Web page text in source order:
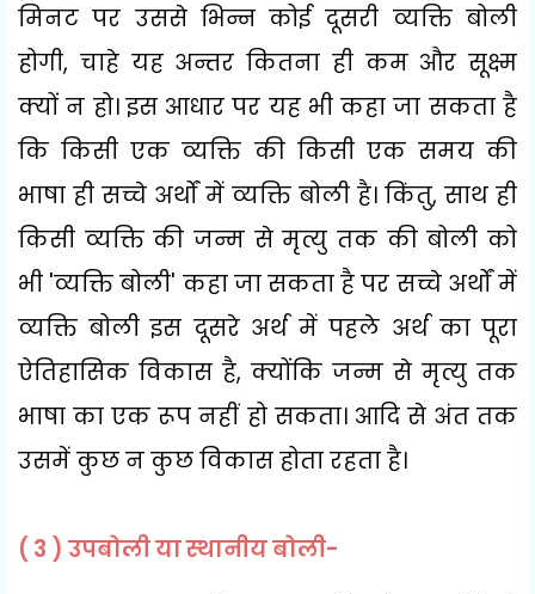
मिनट पर उससे भिन्न कोई दूसरी व्यक्ति बोली
होगी, चाहे यह अन्तर कितना ही कम और सूक्ष्म
क्यों न हो। इस आधार पर यह भी कहा जा सकता है
कि किसी एक व्यक्ति की किसी एक समय की
भाषा ही सच्चे अर्थों में व्यक्ति बोली है। किंतु, साथ ही
किसी व्यक्ति की जन्म से मृत्यु तक की बोली को
भी 'व्यक्ति बोली' कहा जा सकता है पर सच्चे अर्थों में
व्यक्ति बोली इस दूसरे अर्थ में पहले अर्थ का पूरा
ऐतिहासिक विकास है, क्योंकि जन्म से मृत्यु तक
भाषा का एक रूप नहीं हो सकता। आदि से अंत तक
उसमें कुछ न कुछ विकास होता रहता है।
( 3 ) उपबोली या स्थानीय बोली-